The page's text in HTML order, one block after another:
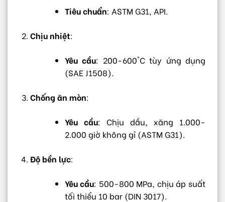
Tiêu chuẩn: ASTM G31, API.
Chịu nhiệt:
Yêu cầu: 200-600°C tùy ứng dụng
(SAE J1508).
Chống ăn mòn:
Yêu cầu: Chịu dầu, xăng 1.000-
2.000 giờ không gỉ (ASTM G31).
Độ bền lực:
Yêu cầu: 500-800 MPa, chịu áp suất
tối thiểu 10 bar (DIN 3017).